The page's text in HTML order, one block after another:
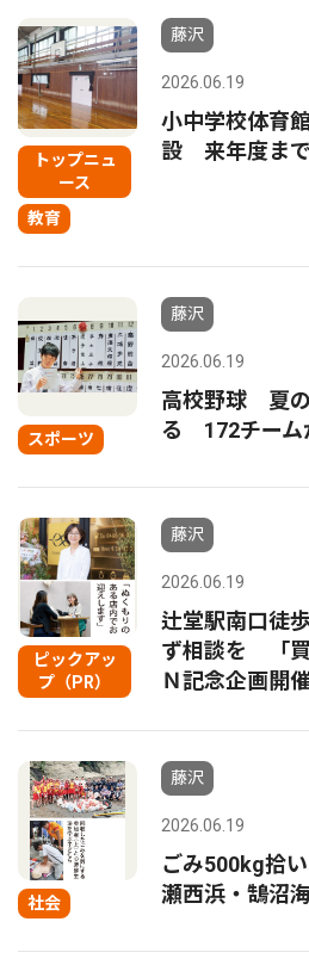
トップニュ
ース
教育
藤沢
2026.06.19
小中学校体育
設 来年度ま
スポーツ
藤沢
2026.06.19
高校野球 夏
る 172チーム
ピックアッ
プ（PR）
藤沢
2026.06.19
辻堂駅南口徒
ず相談を 「買
Ｎ記念企画開
社会
藤沢
2026.06.19
ごみ500kg拾
瀬西浜・鵠沼